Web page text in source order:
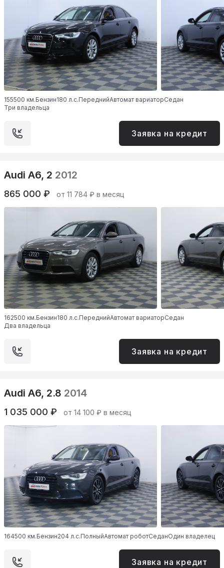
155500 км.Бензин180 л.с.ПереднийАвтомат вариаторСедан
Три владельца
Заявка на кредит
Audi A6, 2 2012
865 000 ₽ от 11 784 ₽ в месяц
162500 км.Бензин180 л.с.ПереднийАвтомат вариаторСедан
Два владельца
Заявка на кредит
Audi A6, 2.8 2014
1 035 000 ₽ от 14 100 ₽ в месяц
164500 км.Бензин204 л.с.ПолныйАвтомат роботСеданОдин владелец
Заявка на кредит